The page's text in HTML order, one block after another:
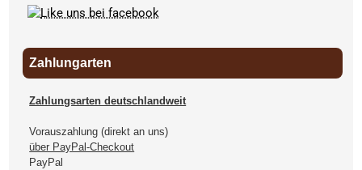
Zahlungarten
Zahlungsarten deutschlandweit
Vorauszahlung (direkt an uns)
über PayPal-Checkout
PayPal